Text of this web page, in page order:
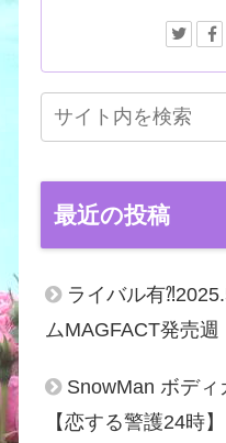
最近の投稿
ライバル有
ムMAGFACT発売週
SnowMan ボデ
【恋する警護24時】